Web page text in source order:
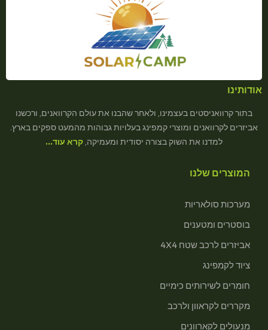
אודותינו
בתור קרוואניסטים בעצמינו, ולאחר שהבנו את עולם הקרוואנים, ורכשנו
אביזרים לקרוואנים ומוצרי קמפינג בעלויות גבוהות מהמעט ספקים בארץ.
למדנו את השוק בצורה יסודית ומעמיקה, קרא עוד…
המוצרים שלנו
מערכות סולאריות
בוסטרים ומטענים
אביזרים לרכב שטח 4X4
ציוד לקמפינג
חומרים לשירותים כימיים
מקררים לקראוון ולרכב
מנעולים לקארוונים